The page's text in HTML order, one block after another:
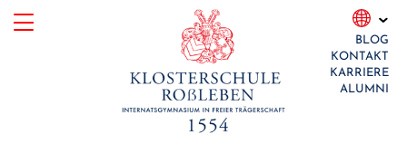
Skip
BLOG
KONTAKT
KARRIERE
ALUMNI